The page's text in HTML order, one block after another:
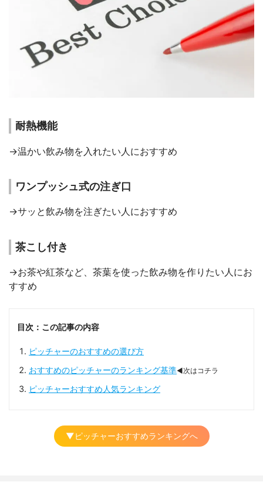
耐熱機能
→温かい飲み物を入れたい人におすすめ
ワンプッシュ式の注ぎ口
→サッと飲み物を注ぎたい人におすすめ
茶こし付き
→お茶や紅茶など、茶葉を使った飲み物を作りたい人にお
すすめ
目次：この記事の内容
ピッチャーのおすすめの選び方
おすすめのピッチャーのランキング基準◀次はコチラ
ピッチャーおすすめ人気ランキング
▼ピッチャーおすすめランキングへ